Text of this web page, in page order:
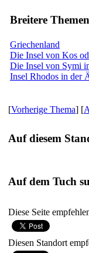
Breitere Themen
Griechenland
Die Insel von Kos
Die Insel von Symi
Insel Rhodos in der
[Vorherige Thema] [
Auf diesem
Auf dem Tuch
Diese Seite
Diesen Standort